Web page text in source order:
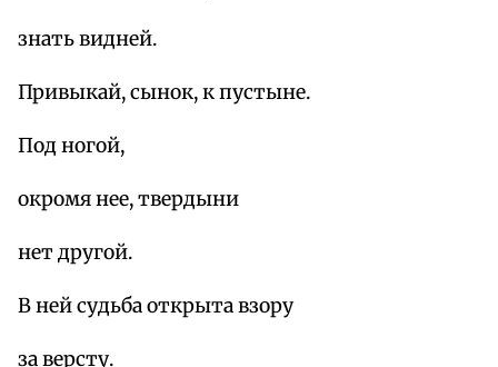
знать видней.
Привыкай, сынок, к пустыне.
Под ногой,
окромя нее, твердыни
нет другой.
В ней судьба открыта взору
за версту.